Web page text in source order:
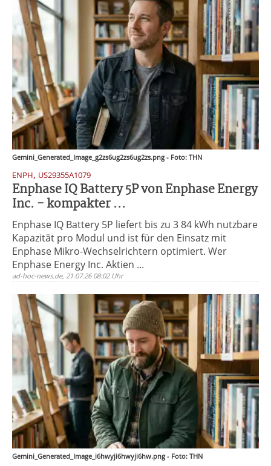
Gemini_Generated_Image_g2zs6ug2zs6ug2zs.png - Foto: THN
ENPH, US29355A1079
Enphase IQ Battery 5P von Enphase Energy
Inc. - kompakter ...
Enphase IQ Battery 5P liefert bis zu 3 84 kWh nutzbare
Kapazität pro Modul und ist für den Einsatz mit
Enphase Mikro-Wechselrichtern optimiert. Wer
Enphase Energy Inc. Aktien ...
ad-hoc-news.de, 21.07.26 08:02 Uhr
Gemini_Generated_Image_i6hwyji6hwyji6hw.png - Foto: THN